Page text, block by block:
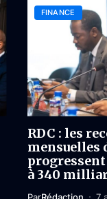
FINANCE
RDC : les
mensuelles
progressent
à 340
ParRédaction 7